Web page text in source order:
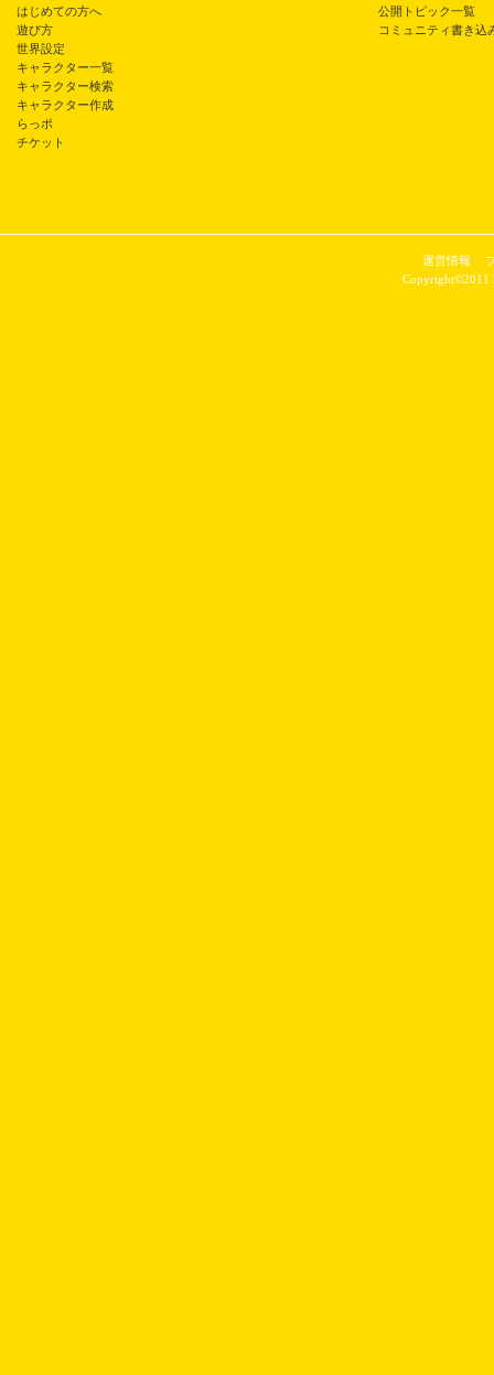
はじめての方へ
遊び方
世界設定
キャラクター一覧
キャラクター検索
キャラクター作成
らっポ
チケット
公開トピック一覧
コミュニティ書き込
運営情報
Copyright©2011